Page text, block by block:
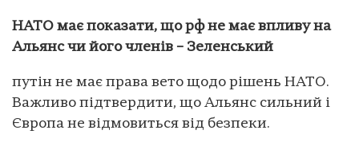
НАТО має показати, що рф не має впливу на
Альянс чи його членів – Зеленський
путін не має права вето щодо рішень НАТО.
Важливо підтвердити, що Альянс сильний і
Європа не відмовиться від безпеки.